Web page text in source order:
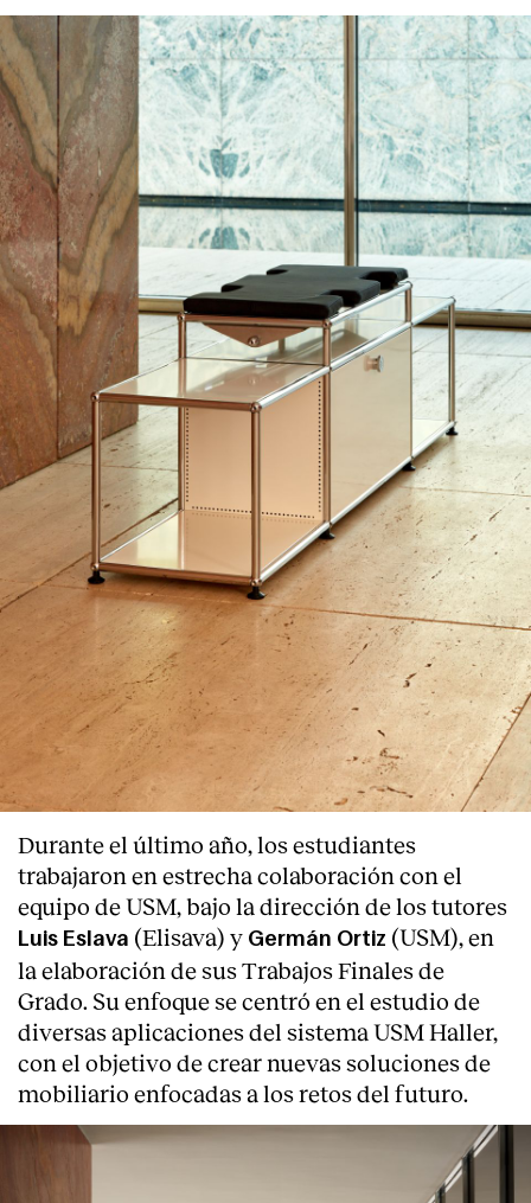
Durante el último año, los estudiantes
trabajaron en estrecha colaboración con el
equipo de USM, bajo la dirección de los tutores
Luis Eslava (Elisava) y Germán Ortiz (USM), en
la elaboración de sus Trabajos Finales de
Grado. Su enfoque se centró en el estudio de
diversas aplicaciones del sistema USM Haller,
con el objetivo de crear nuevas soluciones de
mobiliario enfocadas a los retos del futuro.